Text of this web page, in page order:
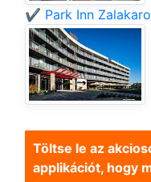
✔️ Park Inn
Töltse le az
applikációt, hogy